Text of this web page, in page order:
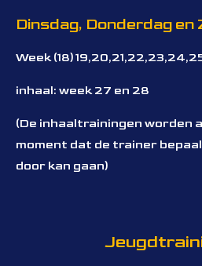
Dinsdag, Donderdag
Week (18)
inhaal: week 27 en 28
(De inhaaltrainingen worden
moment dat de trainer
door kan gaan)